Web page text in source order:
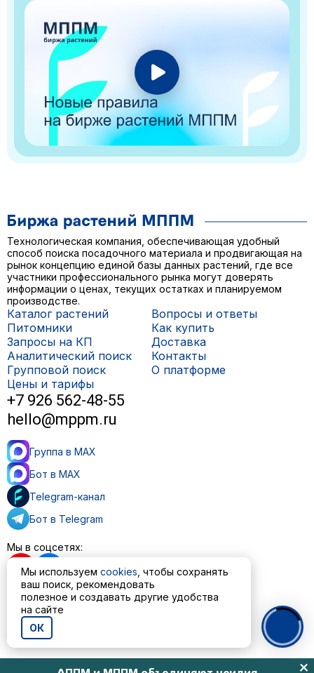
Технологическая компания, обеспечивающая удобный
способ поиска посадочного материала и продвигающая на
рынок концепцию единой базы данных растений, где все
участники профессионального рынка могут доверять
информации о ценах, текущих остатках и планируемом
производстве.
Каталог растений
Питомники
Запросы на КП
Аналитический поиск
Групповой поиск
Цены и тарифы
Вопросы и ответы
Как купить
Доставка
Контакты
О платформе
+7 926 562-48-55
hello@mppm.ru
Группа в MAX
Бот в MAX
Telegram-канал
Бот в Telegram
Мы в соцсетях:
Пользовательское соглашение
Политика обработки персональных данных
© ООО «МППМ» 2023—2026
Мы используем cookies , чтобы сохранять
ваш поиск, рекомендовать
полезное и создавать другие удобства
на сайте
ОК